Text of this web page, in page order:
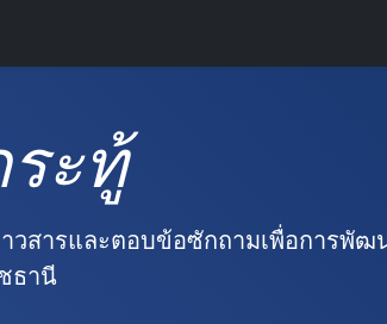
ะทู้
สารและตอบข้อซักถามเพื่อการพัฒ
ธานี